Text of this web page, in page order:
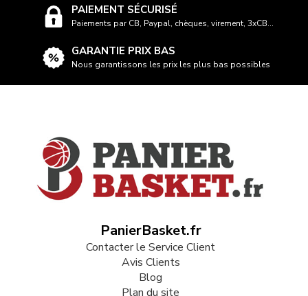
PAIEMENT SÉCURISÉ
Paiements par CB, Paypal, chèques, virement, 3xCB...
GARANTIE PRIX BAS
Nous garantissons les prix les plus bas possibles
PanierBasket.fr
Contacter le Service Client
Avis Clients
Blog
Plan du site